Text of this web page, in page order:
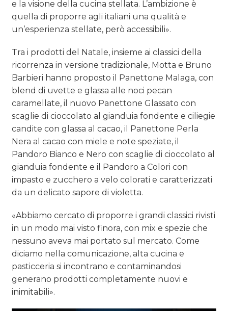
e la visione della cucina stellata. L’ambizione è
quella di proporre agli italiani una qualità e
un’esperienza stellate, però accessibili».
Tra i prodotti del Natale, insieme ai classici della
ricorrenza in versione tradizionale, Motta e Bruno
Barbieri hanno proposto il Panettone Malaga, con
blend di uvette e glassa alle noci pecan
caramellate, il nuovo Panettone Glassato con
scaglie di cioccolato al gianduia fondente e ciliegie
candite con glassa al cacao, il Panettone Perla
Nera al cacao con miele e note speziate, il
Pandoro Bianco e Nero con scaglie di cioccolato al
gianduia fondente e il Pandoro a Colori con
impasto e zucchero a velo colorati e caratterizzati
da un delicato sapore di violetta.
«Abbiamo cercato di proporre i grandi classici rivisti
in un modo mai visto finora, con mix e spezie che
nessuno aveva mai portato sul mercato. Come
diciamo nella comunicazione, alta cucina e
pasticceria si incontrano e contaminandosi
generano prodotti completamente nuovi e
inimitabili».